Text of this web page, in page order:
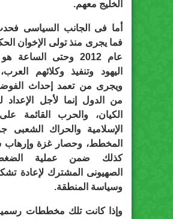
الخليج معهم.
أما فى الجانب السياسى
فما يجرى منذ تولى الإخوان
عام 2012 وحتى
اليهود وتنفيذ وكلائهم
ويجرى من تعمد إحداث
من الدول إنما لأجل الإعداد
الكيان، والحرب القائمة
الإسلامية والحراك الشعبى
المخطط، وحصار غزة
كذلك ضمن عملية
الصهيونى المشترك لإعادة
وسياسة المنطقة.
وإذا كانت تلك مخططات